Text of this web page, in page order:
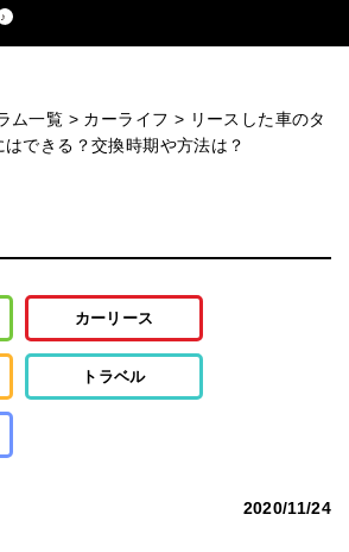
ム一覧 > カーライフ > リースした車のタ
できる？交換時期や方法は？
カーリース
トラベル
2020/11/24